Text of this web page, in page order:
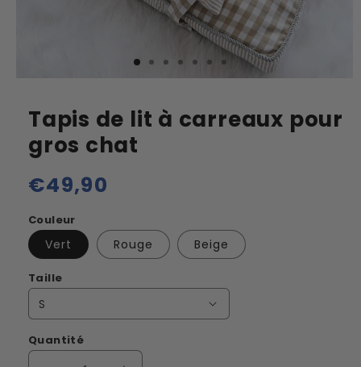
Tapis de lit à carreaux pour
gros chat
Prix
€49,90
Couleur
Vert Rouge Beige
Taille
Quantité